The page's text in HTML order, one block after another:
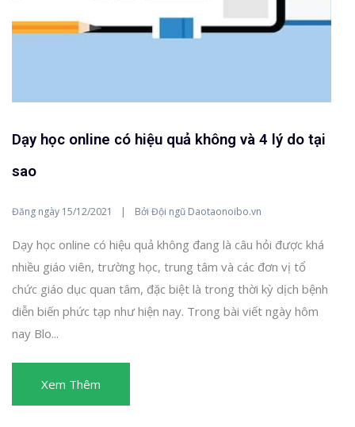
Dạy học online có hiệu quả không và 4 lý do tại
sao
Đăng ngày 15/12/2021 Bởi Đội ngũ Daotaonoibo.vn
Dạy học online có hiệu quả không đang là câu hỏi được khá
nhiều giáo viên, trường học, trung tâm và các đơn vị tổ
chức giáo dục quan tâm, đặc biệt là trong thời kỳ dịch bệnh
diễn biến phức tạp như hiện nay. Trong bài viết ngày hôm
nay Blo...
Xem Thêm